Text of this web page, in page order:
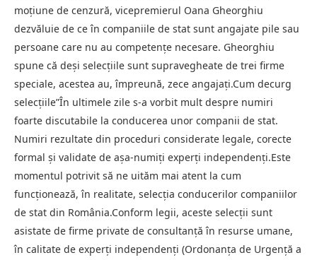
moțiune de cenzură, vicepremierul Oana Gheorghiu
dezvăluie de ce în companiile de stat sunt angajate pile sau
persoane care nu au competențe necesare. Gheorghiu
spune că deși selecțiile sunt supravegheate de trei firme
speciale, acestea au, împreună, zece angajați.Cum decurg
selecțiile”În ultimele zile s-a vorbit mult despre numiri
foarte discutabile la conducerea unor companii de stat.
Numiri rezultate din proceduri considerate legale, corecte
formal și validate de așa-numiți experți independenți.Este
momentul potrivit să ne uităm mai atent la cum
funcționează, în realitate, selecția conducerilor companiilor
de stat din România.Conform legii, aceste selecții sunt
asistate de firme private de consultanță în resurse umane,
în calitate de experți independenți (Ordonanța de Urgență a